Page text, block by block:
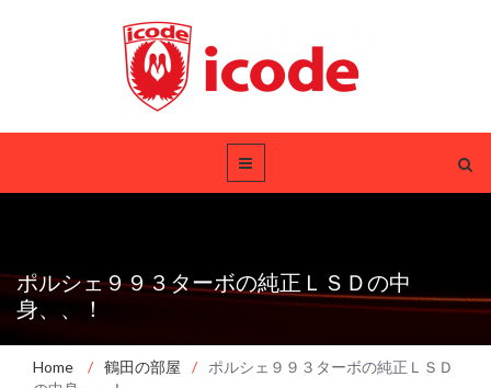
ポルシェ９９３ターボの純正ＬＳＤの中
身、、！
Home / 鶴田の部屋 /
ポルシェ９９３ターボの純正ＬＳＤ